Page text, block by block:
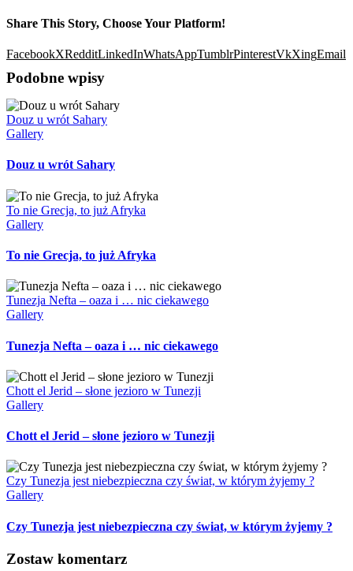
Share This Story, Choose Your Platform!
FacebookXRedditLinkedInWhatsAppTumblrPinterestVkXingEmail
Podobne wpisy
Douz u wrót Sahary
Gallery
Douz u wrót Sahary
To nie Grecja, to już Afryka
Gallery
To nie Grecja, to już Afryka
Tunezja Nefta – oaza i … nic ciekawego
Gallery
Tunezja Nefta – oaza i … nic ciekawego
Chott el Jerid – słone jezioro w Tunezji
Gallery
Chott el Jerid – słone jezioro w Tunezji
Czy Tunezja jest niebezpieczna czy świat, w którym żyjemy ?
Gallery
Czy Tunezja jest niebezpieczna czy świat, w którym żyjemy ?
Zostaw komentarz